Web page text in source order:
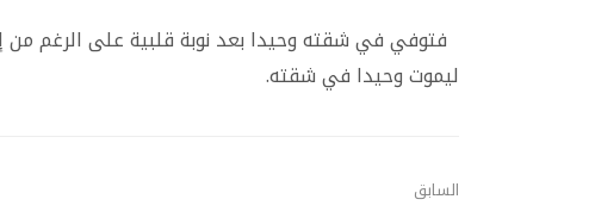
فتوفي في شقته وحيدا بعد نوبة قلبية على الرغم من
ليموت وحيدا في شقته.
السابق